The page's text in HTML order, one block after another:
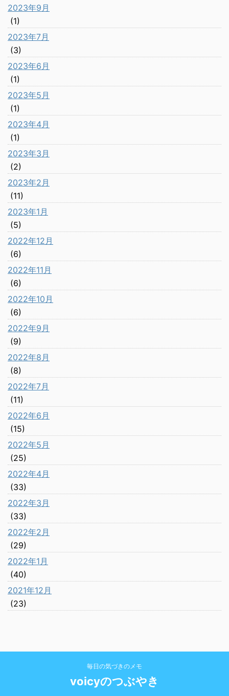
2023年9月
(1)
2023年7月
(3)
2023年6月
(1)
2023年5月
(1)
2023年4月
(1)
2023年3月
(2)
2023年2月
(11)
2023年1月
(5)
2022年12月
(6)
2022年11月
(6)
2022年10月
(6)
2022年9月
(9)
2022年8月
(8)
2022年7月
(11)
2022年6月
(15)
2022年5月
(25)
2022年4月
(33)
2022年3月
(33)
2022年2月
(29)
2022年1月
(40)
2021年12月
(23)
毎日の気づきのメモ
voicyのつぶやき